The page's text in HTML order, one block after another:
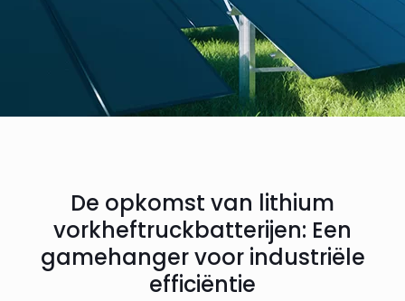
De opkomst van lithium
vorkheftruckbatterijen: Een
gamehanger voor industriële
efficiëntie